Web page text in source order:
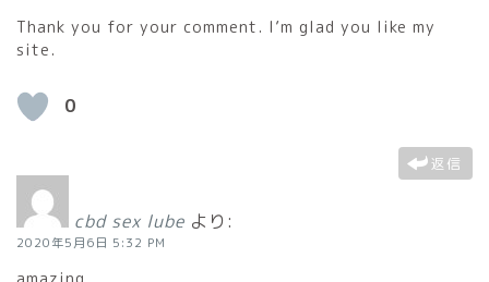
Thank you for your comment. I’m glad you like my
site.
0
返信
cbd sex lube より:
2020年5月6日 5:32 PM